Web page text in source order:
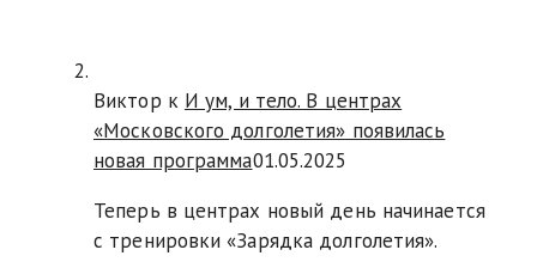
Виктор к И ум, и тело. В центрах
«Московского долголетия» появилась
новая программа01.05.2025
Теперь в центрах новый день начинается
с тренировки «Зарядка долголетия».